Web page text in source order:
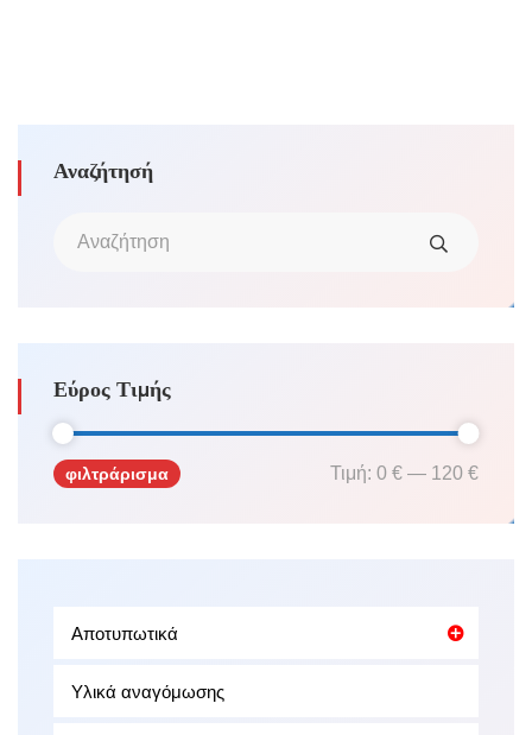
Αναζήτησή
Εύρος Τιμής
Ελάχιστη
Μέγιστη
φιλτράρισμα Τιμή: 0 € — 120 €
Αποτυπωτικά
Υλικά αναγόμωσης